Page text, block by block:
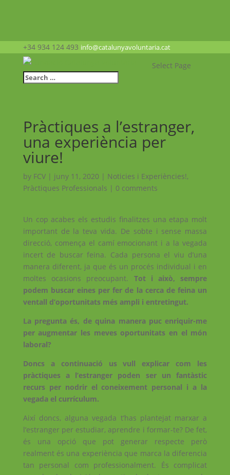
+34 934 124 493 info@catalunyavoluntaria.cat
Select Page
Pràctiques a l’estranger,
una experiència per
viure!
by FCV| juny 11, 2020 | Noticies i Experiències!,
Pràctiques Professionals | 0 comments
Un cop acabes els estudis finalitzes una etapa molt
important de la teva vida. De sobte i sense massa
direcció, comença el camí emocionant i a la vegada
incert de buscar feina. Cada persona el viu d’una
manera diferent, ja que és un procés individual i en
moltes ocasions preocupant. Tot i això, sempre
podem buscar eines per fer de la cerca de feina un
ventall d’oportunitats més ampli i entretingut.
La pregunta és, de quina manera puc enriquir-me
per augmentar les meves oportunitats en el món
laboral?
Doncs a continuació us vull explicar com les
pràctiques a l’estranger poden ser un fantàstic
recurs per nodrir el coneixement personal i a la
vegada el currículum.
Així doncs, alguna vegada t’has plantejat marxar a
l’estranger per estudiar, aprendre i formar-te? De fet,
és una opció que pot generar respecte però
realment és una experiència que marca la diferencia
tan personal com professionalment. És complicat